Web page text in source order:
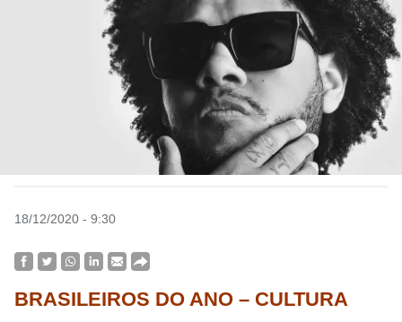
18/12/2020 - 9:30
BRASILEIROS DO ANO – CULTURA